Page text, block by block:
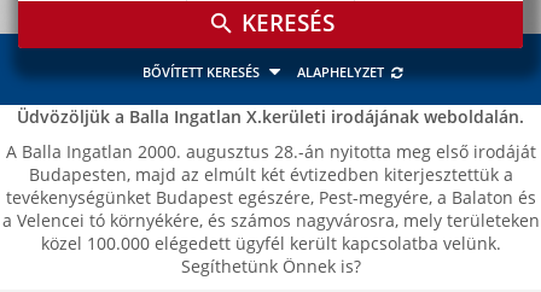
search
BŐVÍTETT KERESÉS ALAPHELYZET
Üdvözöljük a Balla Ingatlan X.kerületi irodájának weboldalán.
A Balla Ingatlan 2000. augusztus 28.-án nyitotta meg első irodáját
Budapesten, majd az elmúlt két évtizedben kiterjesztettük a
tevékenységünket Budapest egészére, Pest-megyére, a Balaton és
a Velencei tó környékére, és számos nagyvárosra, mely területeken
közel 100.000 elégedett ügyfél került kapcsolatba velünk.
Segíthetünk Önnek is?